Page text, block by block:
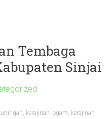
Tembaga
Sinjai
, kerajinan logam, kerajinan